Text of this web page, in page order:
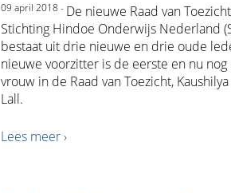
09 april 2018 - De nieuwe Raad van
Stichting Hindoe Onderwijs Nederland
bestaat uit drie nieuwe en drie oude
nieuwe voorzitter is de eerste en nu
vrouw in de Raad van Toezicht,
Lall.
Lees meer ›